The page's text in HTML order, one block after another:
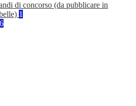
di concorso (da pubblicare in
1